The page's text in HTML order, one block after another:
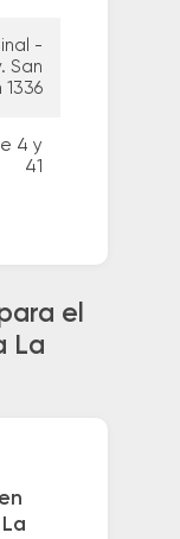
-
San
1336
4 y
41
el
La